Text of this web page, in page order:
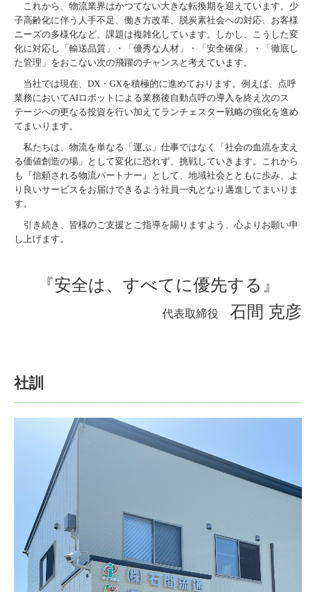
これから、物流業界はかつてない大きな転換期を迎えています。少
子高齢化に伴う人手不足、働き方改革、脱炭素社会への対応、お客様
ニーズの多様化など、課題は複雑化しています。しかし、こうした変
化に対応し「輸送品質」・「優秀な人材」・「安全確保」・「徹底し
た管理」をおこない次の飛躍のチャンスと考えています。
当社では現在、DX・GXを積極的に進めております。例えば、点呼
業務においてAIロボットによる業務後自動点呼の導入を終え次のス
テージへの更なる投資を行い加えてランチェスター戦略の強化を進め
てまいります。
私たちは、物流を単なる「運ぶ」仕事ではなく「社会の血流を支え
る価値創造の場」として変化に恐れず、挑戦していきます。これから
も『信頼される物流パートナー』として、地域社会とともに歩み、よ
り良いサービスをお届けできるよう社員一丸となり邁進してまいりま
す。
引き続き、皆様のご支援とご指導を賜りますよう、心よりお願い申
し上げます。
『安全は、すべてに優先する』
代表取締役 石間 克彦
社訓